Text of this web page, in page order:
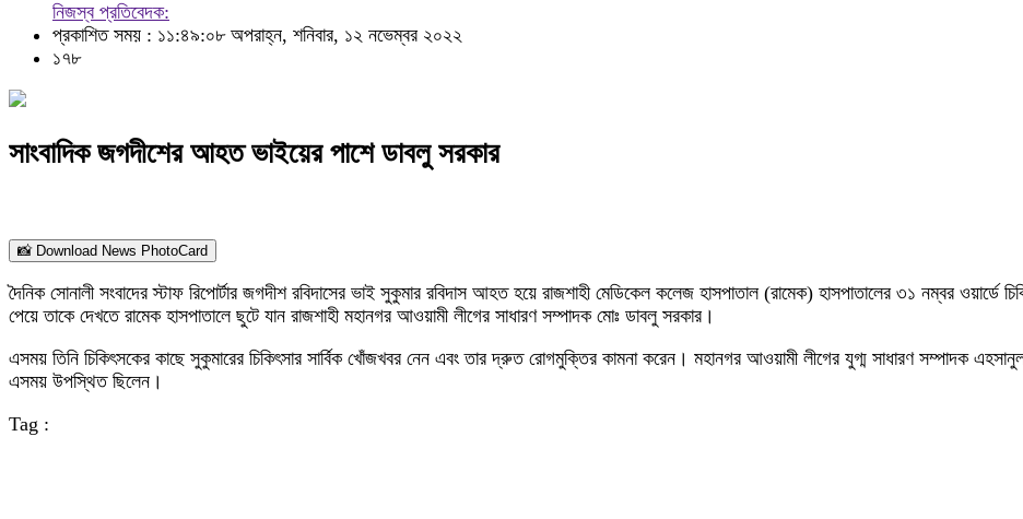
নিজস্ব প্রতিবেদক:
প্রকাশিত সময় : ১১:৪৯:০৮ অপরাহ্ন, শনিবার, ১২ নভেম্বর ২০২২
১৭৮
সাংবাদিক জগদীশের আহত ভাইয়ের পাশে ডাবলু সরকার
📸 Download News PhotoCard
দৈনিক সোনালী সংবাদের স্টাফ রিপোর্টার জগদীশ রবিদাসের ভাই সুকুমার রবিদাস আহত হয়ে রাজশাহী মেডিকেল কলেজ হাসপাতাল (রামেক) হাসপাতালের ৩১ নম্বর
পেয়ে তাকে দেখতে রামেক হাসপাতালে ছুটে যান রাজশাহী মহানগর আওয়ামী লীগের সাধারণ সম্পাদক মোঃ ডাবলু সরকার।
এসময় তিনি চিকিৎসকের কাছে সুকুমারের চিকিৎসার সার্বিক খোঁজখবর নেন এবং তার দ্রুত রোগমুক্তির কামনা করেন। মহানগর আওয়ামী লীগের যুগ্ম সাধারণ সম্পাদক
এসময় উপস্থিত ছিলেন।
Tag :